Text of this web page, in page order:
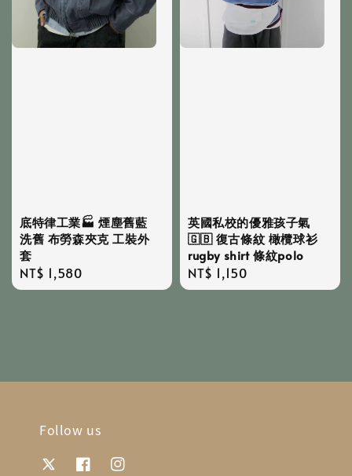
底特律工業🏭 煙塵舊藍
洗舊 布勞森夾克 工裝外
套
Regular
price
NT$ 1,580
英國私校的優雅孩子氣
🇬🇧 復古條紋 橄欖球衫
rugby shirt 條紋polo
Regular
price
NT$ 1,150
Follow us